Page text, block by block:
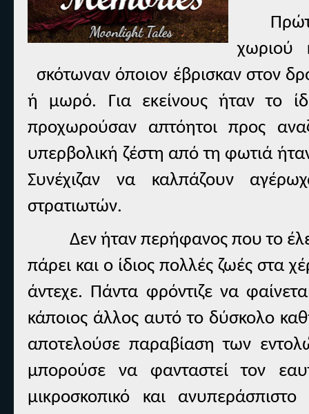
χωριού
σκότωναν όποιον έβρισκαν στον
ή μωρό. Για εκείνους ήταν το
προχωρούσαν απτόητοι προς
υπερβολική ζέστη από τη φωτιά
Συνέχιζαν να καλπάζουν
στρατιωτών.
Δεν ήταν περήφανος που το
πάρει και ο ίδιος πολλές ζωές στα
άντεχε. Πάντα φρόντιζε να
κάποιος άλλος αυτό το δύσκολο
αποτελούσε παραβίαση των
μπορούσε να φανταστεί τον
μικροσκοπικό και